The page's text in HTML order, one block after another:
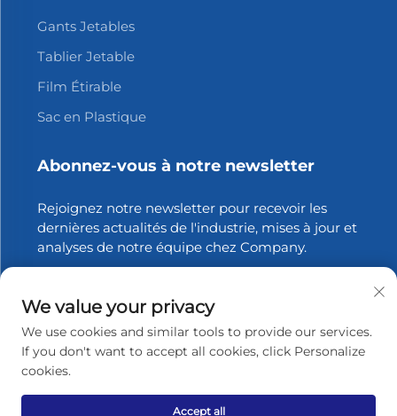
Gants Jetables
Tablier Jetable
Film Étirable
Sac en Plastique
Abonnez-vous à notre newsletter
Rejoignez notre newsletter pour recevoir les
dernières actualités de l'industrie, mises à jour et
analyses de notre équipe chez Company.
Droits d'auteur © 2025 Zhangjiagang Xinfang Packaging
We value your privacy
We use cookies and similar tools to provide our services.
If you don't want to accept all cookies, click Personalize
cookies.
Accept all